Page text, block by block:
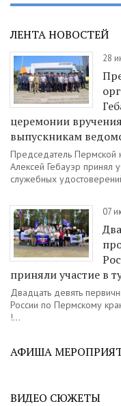
ЛЕНТА НОВОСТЕЙ
28
церемонии
выпускникам
Председатель Пермской
Алексей Гебауэр принял
служебных
07
приняли участие в
Двадцать девять
России по Пермскому
!...
АФИША
ВИДЕО СЮЖЕТЫ